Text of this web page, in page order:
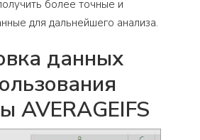
более точные и
для дальнейшего анализа.
данных
AVERAGEIFS